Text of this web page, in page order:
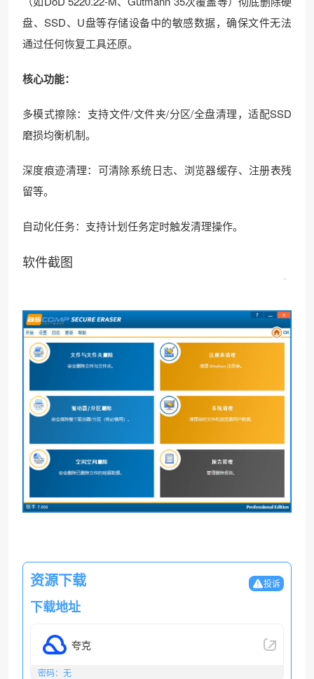
盘、SSD、U盘等存储设备中的敏感数据，确保文件无法
通过任何恢复工具还原。
核心功能：
多模式擦除：支持文件/文件夹/分区/全盘清理，适配SSD
磨损均衡机制。
深度痕迹清理：可清除系统日志、浏览器缓存、注册表残
留等。
自动化任务：支持计划任务定时触发清理操作。
软件截图
资源下载 投诉
下载地址
夸克
密码：无